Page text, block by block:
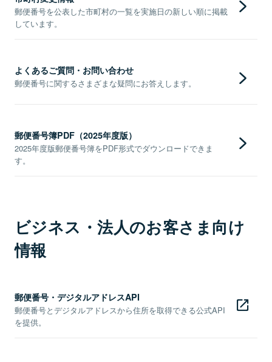
郵便番号を公表した市町村の一覧を実施日の新しい順に掲載
しています。
よくあるご質問・お問い合わせ
郵便番号に関するさまざまな疑問にお答えします。
郵便番号簿PDF（2025年度版）
2025年度版郵便番号簿をPDF形式でダウンロードできま
す。
ビジネス・法人のお客さま向け
情報
郵便番号・デジタルアドレスAPI
郵便番号とデジタルアドレスから住所を取得できる公式API
を提供。